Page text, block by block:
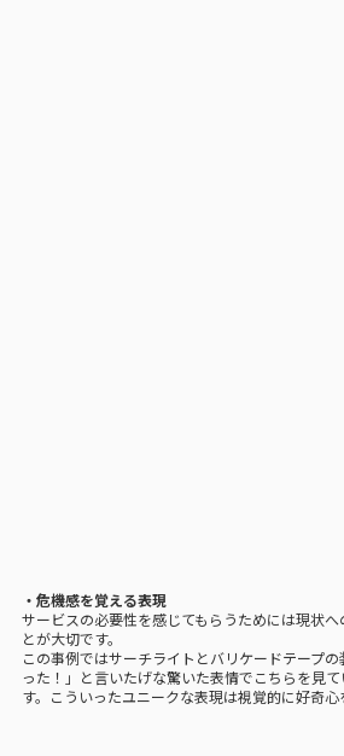
・危機感を覚える表現
サービスの必要性を感じてもらうためには現状
とが大切です。
この事例ではサーチライトとバリケードテープ
った！」と言いたげな驚いた表情でこちらを見
す。こういったユニークな表現は視覚的に好奇心